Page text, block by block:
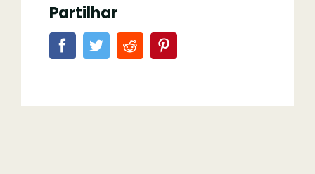
Partilhar